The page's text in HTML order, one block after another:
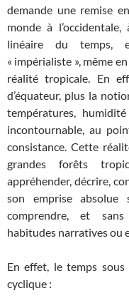
demande une remise
monde à
linéaire du temps,
« impérialiste », même
réalité tropicale. En
d’équateur, plus la
températures,
incontournable, au
consistance. Cette
grandes forêts
appréhender, décrire,
son emprise
comprendre, et
habitudes narratives ou
En effet, le temps sous
cyclique :